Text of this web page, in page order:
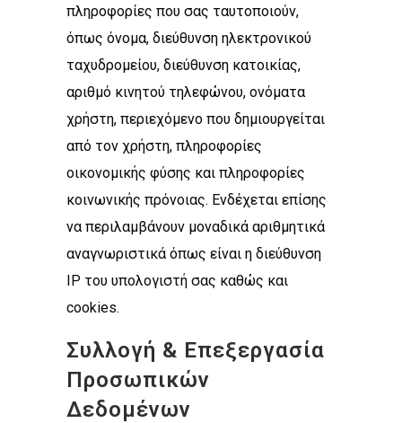
πληροφορίες που σας ταυτοποιούν,
όπως όνομα, διεύθυνση ηλεκτρονικού
ταχυδρομείου, διεύθυνση κατοικίας,
αριθμό κινητού τηλεφώνου, ονόματα
χρήστη, περιεχόμενο που δημιουργείται
από τον χρήστη, πληροφορίες
οικονομικής φύσης και πληροφορίες
κοινωνικής πρόνοιας. Ενδέχεται επίσης
να περιλαμβάνουν μοναδικά αριθμητικά
αναγνωριστικά όπως είναι η διεύθυνση
ΙΡ του υπολογιστή σας καθώς και
cookies.
Συλλογή & Επεξεργασία
Προσωπικών
Δεδομένων